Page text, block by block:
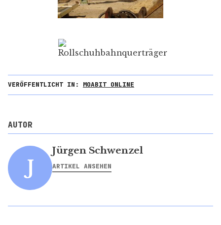
VERÖFFENTLICHT IN: MOABIT ONLINE
AUTOR
J
Jürgen Schwenzel
ARTIKEL ANSEHEN